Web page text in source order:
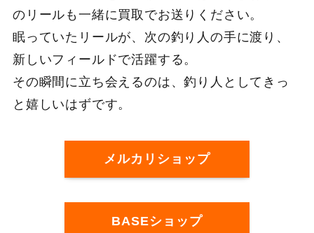
のリールも一緒に買取でお送りください。
眠っていたリールが、次の釣り人の手に渡り、
新しいフィールドで活躍する。
その瞬間に立ち会えるのは、釣り人としてきっ
と嬉しいはずです。
メルカリショップ
BASEショップ